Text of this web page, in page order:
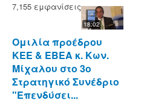
7,155 εμφανίσεις
18:02
Ομιλία προέδρου
ΚΕΕ & ΕΒΕΑ κ. Κων.
Μίχαλου στο 3ο
Στρατηγικό Συνέδριο
"Επενδύσει...